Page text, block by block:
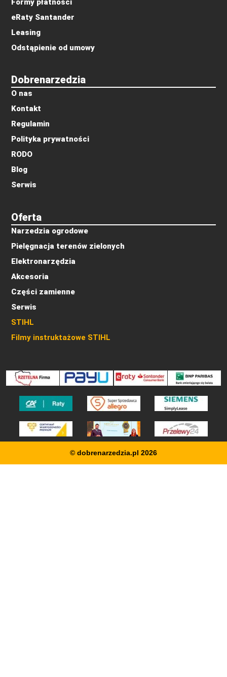
Oferta
Narzedzia ogrodowe
Pielęgnacja terenów zielonych
Elektronarzędzia
Akcesoria
Części zamienne
Serwis
STIHL
Filmy instruktażowe STIHL
Dobrenarzedzia
O nas
Kontakt
Regulamin
Polityka prywatności
RODO
Blog
Serwis
Formy płatności
eRaty Santander
Leasing
Odstąpienie od umowy
© dobrenarzedzia.pl 2026